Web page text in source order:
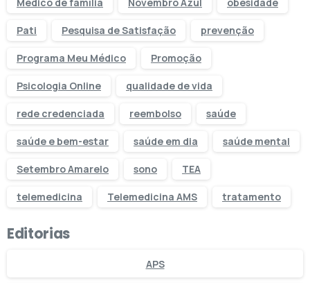
Pati Pesquisa de Satisfação prevenção
Programa Meu Médico Promoção
Psicologia Online qualidade de vida
rede credenciada reembolso saúde
saúde e bem-estar saúde em dia saúde mental
Setembro Amarelo sono TEA
telemedicina Telemedicina AMS tratamento
Editorias
APS